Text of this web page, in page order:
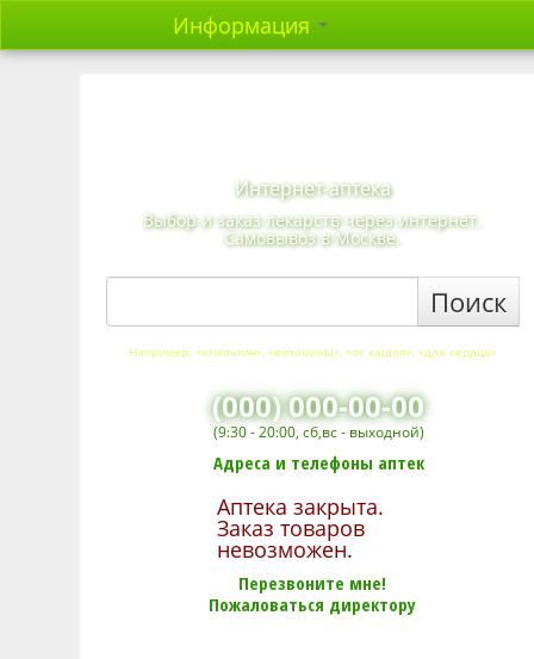
Информация
Интернет-аптека
Выбор и заказ лекарств через интернет.
Самовывоз в Москве.
Поиск
Например: «анальгин», «витамины», «от кашля», «для сердца»
(000) 000-00-00
(9:30 - 20:00, сб,вс - выходной)
Адреса и телефоны аптек
Аптека закрыта.
Заказ товаров
невозможен.
Перезвоните мне!
Пожаловаться директору